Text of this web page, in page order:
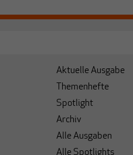
Aktuelle Ausgabe
Themenhefte
Spotlight
Archiv
Alle Ausgaben
Alle Spotlights